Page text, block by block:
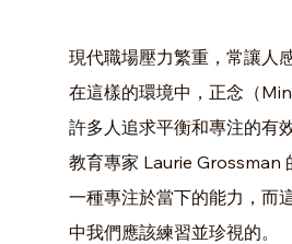
現代職場壓力繁重，常讓人
在這樣的環境中，正念（
許多人追求平衡和專注的有
教育專家 Laurie Grossman
一種專注於當下的能力，而
中我們應該練習並珍視的。